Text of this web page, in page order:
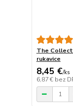
The
rukavice
8,45 €/ks
6,87 € bez